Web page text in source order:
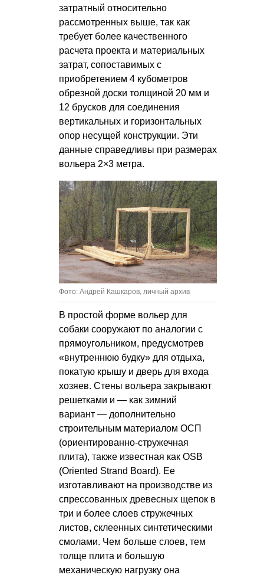
затратный относительно
рассмотренных выше, так как
требует более качественного
расчета проекта и материальных
затрат, сопоставимых с
приобретением 4 кубометров
обрезной доски толщиной 20 мм и
12 брусков для соединения
вертикальных и горизонтальных
опор несущей конструкции. Эти
данные справедливы при размерах
вольера 2×3 метра.
Фото: Андрей Кашкаров, личный архив
В простой форме вольер для
собаки сооружают по аналогии с
прямоугольником, предусмотрев
«внутреннюю будку» для отдыха,
покатую крышу и дверь для входа
хозяев. Стены вольера закрывают
решетками и — как зимний
вариант — дополнительно
строительным материалом ОСП
(ориентированно-стружечная
плита), также известная как OSB
(Oriented Strand Board). Ее
изготавливают на производстве из
спрессованных древесных щепок в
три и более слоев стружечных
листов, склеенных синтетическими
смолами. Чем больше слоев, тем
толще плита и большую
механическую нагрузку она